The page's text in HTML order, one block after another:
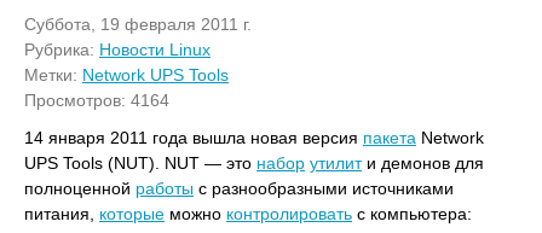
Суббота, 19 февраля 2011 г.
Рубрика: Новости Linux
Метки: Network UPS Tools
Просмотров: 4164
14 января 2011 года вышла новая версия пакета Network
UPS Tools (NUT). NUT — это набор утилити демонов для
полноценной работы с разнообразными источниками
питания, которые можно контролировать с компьютера: